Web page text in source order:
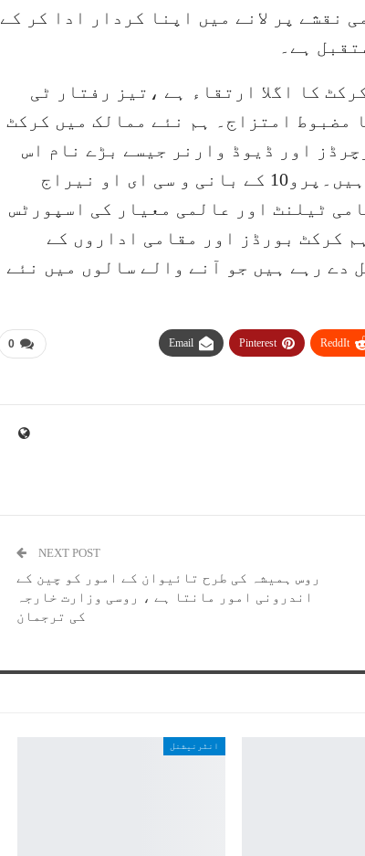
نقشے پر لانے میں اپنا کردار ادا کر کے
ہے۔
روی شاستری نے کہا کہ پرو10 کرکٹ کا اگلا ارتقاء ہے ،تیز رفتار ٹی
مضبوط امتزاج۔ ہم نئے ممالک میں کرکٹ
اور ڈیوڈ وارنر جیسے بڑے نام اس
منصوبے کی سطح اور معیار ثابت کرتے ہیں۔پرو10 کے بانی و سی ای او نیراج
ٹیلنٹ اور عالمی معیار کی اسپورٹس
کرکٹ بورڈز اور مقامی اداروں کے
دے رہے ہیں جو آنے والے سالوں میں نئے
0 ReddIt
Pinterest
Email
NEXT POST
روس ہمیشہ کی طرح تائیوان کے امور کو چین کے
اندرونی امور مانتا ہے ، روسی وزارت خارجہ
کی ترجمان
انٹرنیشنل